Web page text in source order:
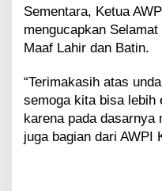
Sementara, Ketua
mengucapkan
Maaf Lahir dan Batin.
“Terimakasih atas
semoga kita bisa lebih
karena pada dasarnya
juga bagian dari AWPI